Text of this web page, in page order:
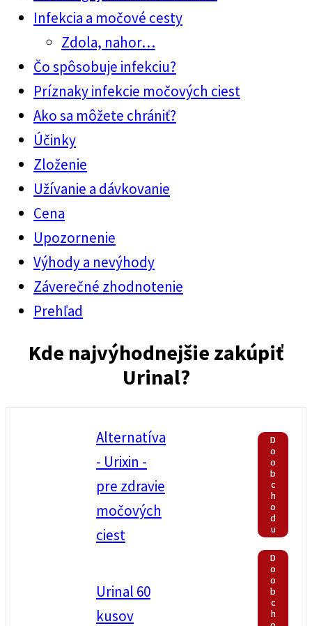
Infekcia a močové cesty
Zdola, nahor…
Čo spôsobuje infekciu?
Príznaky infekcie močových ciest
Ako sa môžete chrániť?
Účinky
Zloženie
Užívanie a dávkovanie
Cena
Upozornenie
Výhody a nevýhody
Záverečné zhodnotenie
Prehľad
Kde najvýhodnejšie zakúpiť
Urinal?
Alternatíva
- Urixin -
pre zdravie
močových
ciest
D
o
o
b
c
h
o
d
u
Urinal 60
kusov
D
o
o
b
c
h